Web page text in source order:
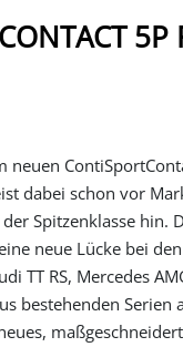
neuen
dabei schon vor
Spitzenklasse hin.
neue Lücke bei
TT RS, Mercedes
bestehenden